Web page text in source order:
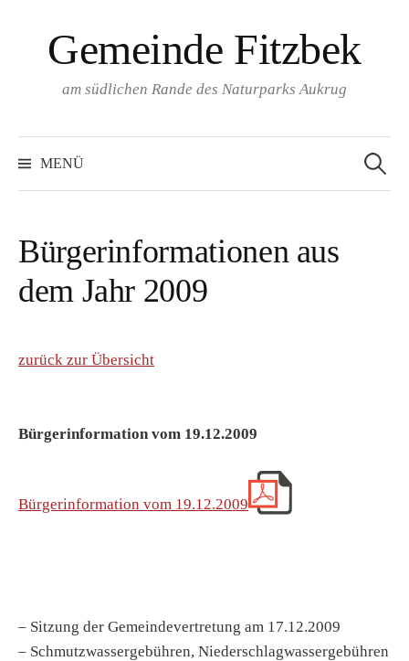
InhaltGemeinde Fitzbek
am südlichen Rande des Naturparks Aukrug
MENÜ
nach:
Bürgerinformationen aus
dem Jahr 2009
zurück zur Übersicht
Bürgerinformation vom 19.12.2009
Bürgerinformation vom 19.12.2009
– Sitzung der Gemeindevertretung am 17.12.2009
– Schmutzwassergebühren, Niederschlagwassergebühren